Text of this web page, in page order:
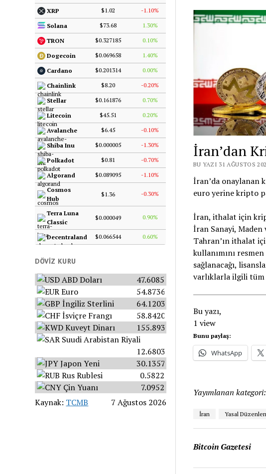
XRP $1.02 -1.10%
Solana $73.68 1.30%
TRON $0.327185 0.10%
Dogecoin $0.069658 1.40%
Cardano $0.201314 0.00%
Chainlink $8.20 -0.20%
Stellar $0.161876 0.70%
Litecoin $45.51 0.20%
Avalanche $6.45 -0.10%
Shiba Inu $0.000005 -1.30%
Polkadot $0.81 -0.70%
Algorand $0.089095
-1.10%
Cosmos
Hub
$1.36 -0.30%
Terra Luna
Classic
$0.000049 0.90%
Decentraland $0.066544 0.60%
DÖVIZ KURU
ABD Doları
47.6085
Euro
54.8736
İngiliz Sterlini
64.1203
İsviçre Frangı
58.8420
Kuveyt Dinarı
155.8934
Suudi Arabistan Riyali
12.6803
Japon Yeni
30.1357
Rus Rublesi
0.5822
Çin Yuanı
7.0952
Kaynak: TCMB 7 Ağustos 2026
İran’dan
BU YAZI 31 AĞUSTOS
İran’da onaylanan
euro yerine kripto
İran, ithalat için
İran Sanayi, Maden
Tahran’ın ithalat
kullanımını
sağlanacağı,
varlıklarla ilgili tüm
Bu yazı,
1 view
Bunu paylaş:
WhatsApp
Yayımlanan kategori:
İran Yasal
Bitcoin Gazetesi